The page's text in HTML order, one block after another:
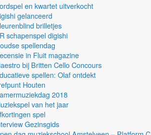
en kwartet uitverkocht
gelanceerd
brilletjes
schapenspel digishi
spellendag
in Fluit magazine
bij Britten Cello Concours
spellen: Olaf ontdekt
Houten
2018
van het jaar
spel
Gezinsgids